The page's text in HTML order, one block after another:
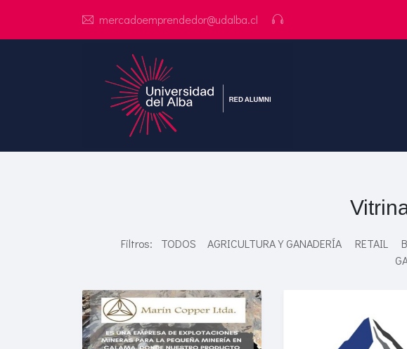
mercadoemprendedor@udalba.cl
Filtros: TODOS AGRICULTURA Y GANADERÍA RETAIL